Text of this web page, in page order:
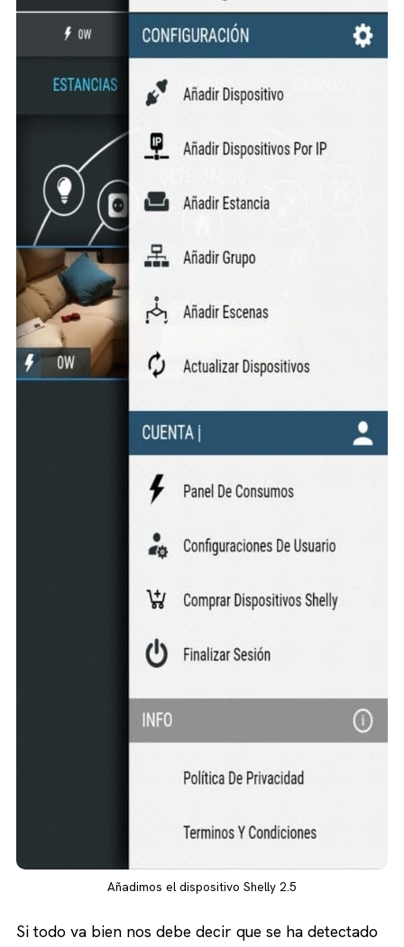
Añadimos el dispositivo Shelly 2.5
Si todo va bien nos debe decir que se ha detectado